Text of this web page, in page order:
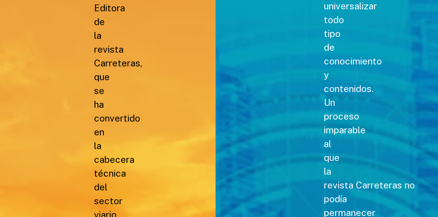
Editora
de
la
revista
Carreteras,
que
se
ha
convertido
en
la
cabecera
técnica
del
sector
viario
universalizar
todo
tipo
de
conocimiento
y
contenidos.
Un
proceso
imparable
al
que
la
revista Carreteras no
podía
permanecer